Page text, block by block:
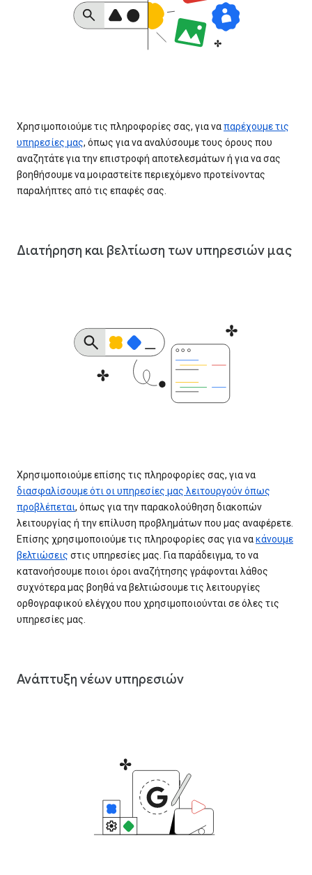
Χρησιμοποιούμε τις πληροφορίες σας, για ναπαρέχουμε τις
υπηρεσίες μας, όπως για να αναλύσουμε τους όρους που
αναζητάτε για την επιστροφή αποτελεσμάτων ή για να σας
βοηθήσουμε να μοιραστείτε περιεχόμενο προτείνοντας
παραλήπτες από τις επαφές σας.
Διατήρηση και βελτίωση των υπηρεσιών μας
Χρησιμοποιούμε επίσης τις πληροφορίες σας, για να
διασφαλίσουμε ότι οι υπηρεσίες μας λειτουργούν όπως
προβλέπεται, όπως για την παρακολούθηση διακοπών
λειτουργίας ή την επίλυση προβλημάτων που μας αναφέρετε.
Επίσης χρησιμοποιούμε τις πληροφορίες σας για νακάνουμε
βελτιώσεις στις υπηρεσίες μας. Για παράδειγμα, το να
κατανοήσουμε ποιοι όροι αναζήτησης γράφονται λάθος
συχνότερα μας βοηθά να βελτιώσουμε τις λειτουργίες
ορθογραφικού ελέγχου που χρησιμοποιούνται σε όλες τις
υπηρεσίες μας.
Ανάπτυξη νέων υπηρεσιών